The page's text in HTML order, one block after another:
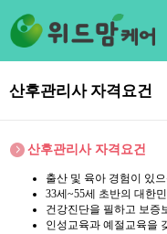
산후관리사 자격요건
산후관리사 자격요건
출산 및 육아 경험이 있
33세~55세 초반의 대한
건강진단을 필하고 보증
인성교육과 예절교육을